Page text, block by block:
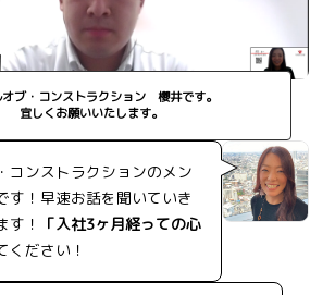
オブ・コンストラクション 櫻井です。
宜しくお願いいたします。
コンストラクションのメン
す！早速お話を聞いていき
す！
「入社3ヶ月経っての心
ください！